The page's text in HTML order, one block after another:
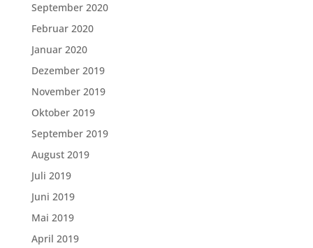
September 2020
Februar 2020
Januar 2020
Dezember 2019
November 2019
Oktober 2019
September 2019
August 2019
Juli 2019
Juni 2019
Mai 2019
April 2019